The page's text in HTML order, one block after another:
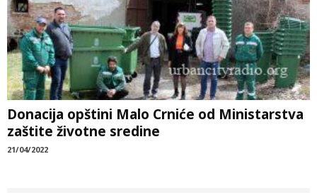
Donacija opštini Malo Crniće od Ministarstva
zaštite životne sredine
21/04/2022